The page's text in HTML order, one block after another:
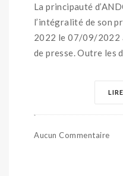
La principauté
l’intégralité de son
2022 le 07/09/2022
de presse. Outre les
Aucun Commentaire